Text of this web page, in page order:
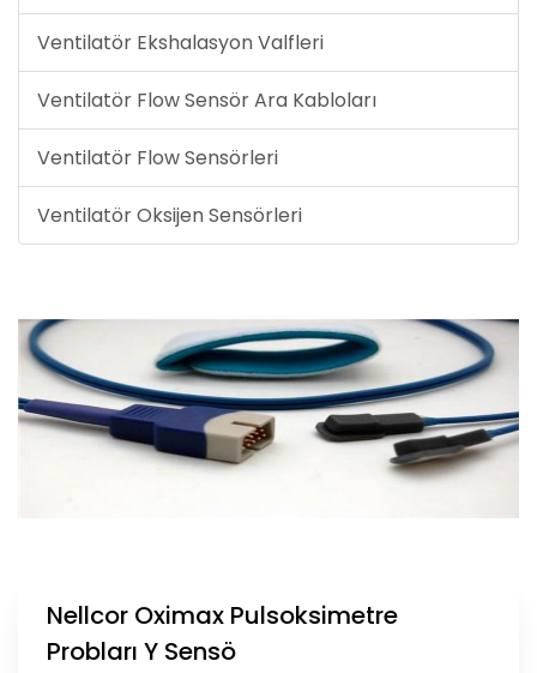
Ventilatör Ekshalasyon Valfleri
Ventilatör Flow Sensör Ara Kabloları
Ventilatör Flow Sensörleri
Ventilatör Oksijen Sensörleri
Nellcor Oximax Pulsoksimetre
Probları Y Sensö